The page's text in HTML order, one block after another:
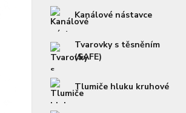
Kanálové nástavce
Tvarovky s těsněním
(SAFE)
Tlumiče hluku kruhové